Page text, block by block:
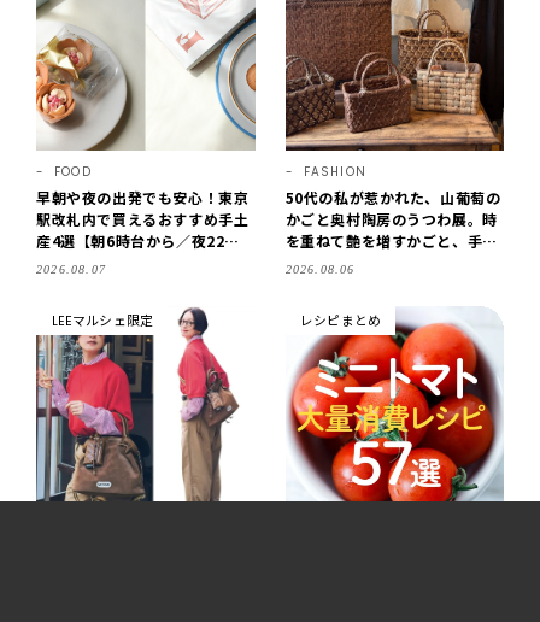
FOOD
早朝や夜の出発でも安心！東京
駅改札内で買えるおすすめ手土
産4選【朝6時台から／夜22時
まで営業】
2026.08.07
FASHION
50代の私が惹かれた、山葡萄の
かごと奥村陶房のうつわ展。時
を重ねて艶を増すかごと、手仕
事の美しさに出会いました。
2026.08.06
LEEマルシェ限定 レシピまとめ